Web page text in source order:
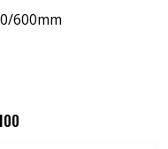
600mm